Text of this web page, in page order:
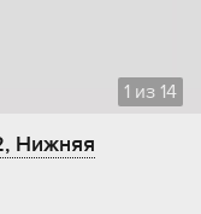
1 из 14
Нижняя